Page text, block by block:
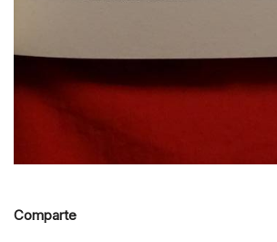
Comparte